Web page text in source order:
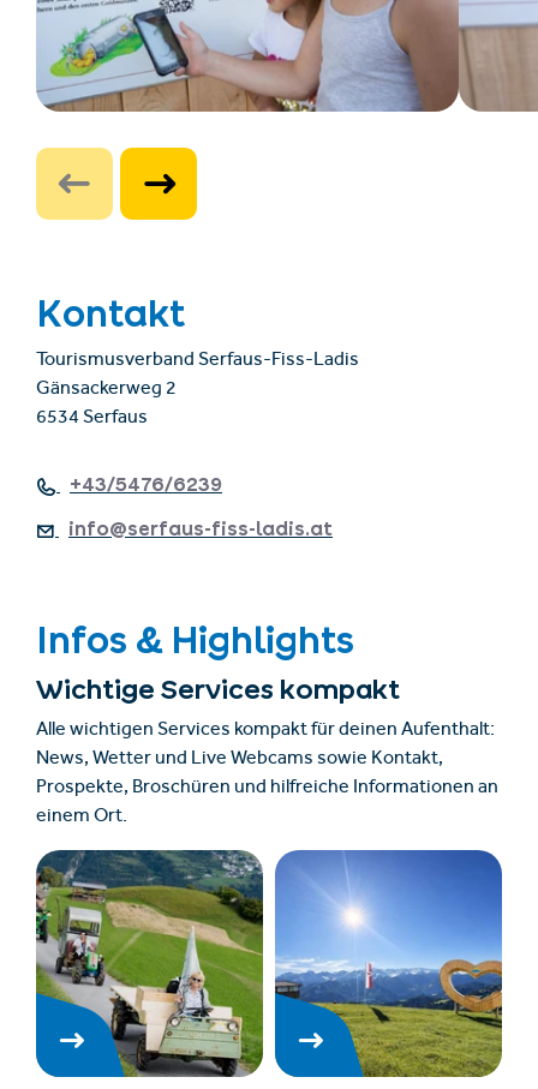
Kontakt
Tourismusverband Serfaus-Fiss-Ladis
Gänsackerweg 2
6534 Serfaus
+43/5476/6239
info@serfaus-fiss-ladis.at
Infos & Highlights
Wichtige Services kompakt
Alle wichtigen Services kompakt für deinen Aufenthalt:
News, Wetter und Live Webcams sowie Kontakt,
Prospekte, Broschüren und hilfreiche Informationen an
einem Ort.